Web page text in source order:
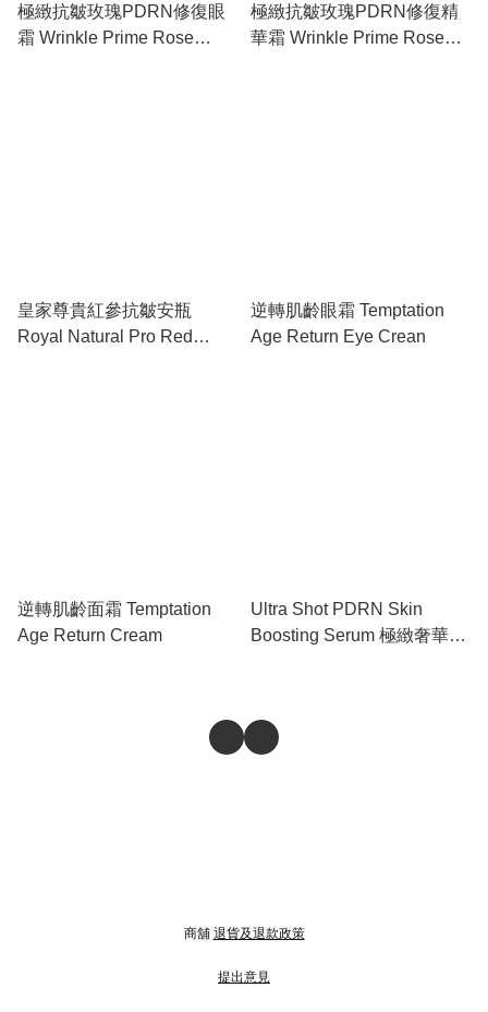
極緻抗皺玫瑰PDRN修復眼
霜 Wrinkle Prime Rose
極緻抗皺玫瑰PDRN修復精
華霜 Wrinkle Prime Rose
皇家尊貴紅參抗皺安瓶
Royal Natural Pro Red
逆轉肌齡眼霜 Temptation
Age Return Eye Crean
逆轉肌齡面霜 Temptation
Age Return Cream
Ultra Shot PDRN Skin
Boosting Serum 極緻奢華雙
商舖 退貨及退款政策
提出意見